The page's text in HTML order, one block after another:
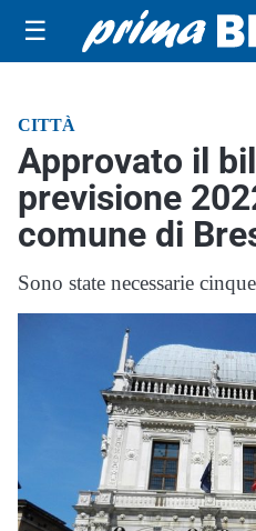
☰
CITTÀ
Approvato il
previsione
comune di
Sono state necessarie